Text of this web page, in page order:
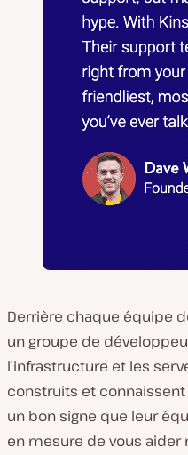
Derrière chaque équipe
un groupe de
l’infrastructure et les
construits et connaissent
un bon signe que leur
en mesure de vous